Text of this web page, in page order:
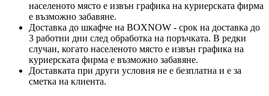
населеното място е извън графика на куриерската фирма
е възможно забавяне.
Доставка до шкафче на BOXNOW - срок на доставка до
3 работни дни след обработка на поръчката. В редки
случаи, когато населеното място е извън графика на
куриерската фирма е възможно забавяне.
Доставката при други условия не е безплатна и е за
сметка на клиента.